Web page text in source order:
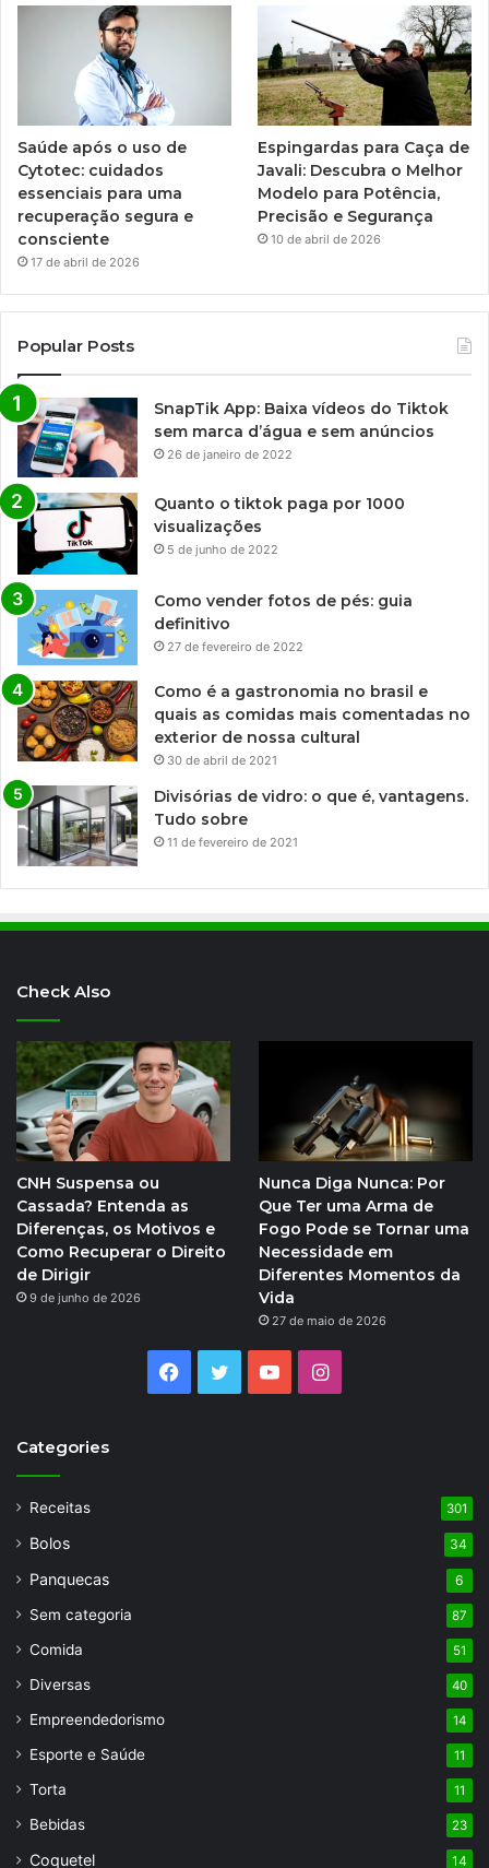
Saúde após o uso de
Cytotec: cuidados
essenciais para uma
recuperação segura e
consciente
17 de abril de 2026
Espingardas para Caça de
Javali: Descubra o Melhor
Modelo para Potência,
Precisão e Segurança
10 de abril de 2026
Popular Posts
SnapTik App: Baixa vídeos do Tiktok
sem marca d’água e sem anúncios
26 de janeiro de 2022
Quanto o tiktok paga por 1000
visualizações
5 de junho de 2022
Como vender fotos de pés: guia
definitivo
27 de fevereiro de 2022
Como é a gastronomia no brasil e
quais as comidas mais comentadas no
exterior de nossa cultural
30 de abril de 2021
Divisórias de vidro: o que é, vantagens.
Tudo sobre
11 de fevereiro de 2021
Check Also
CNH Suspensa ou
Cassada? Entenda as
Diferenças, os Motivos e
Como Recuperar o Direito
de Dirigir
9 de junho de 2026
Nunca Diga Nunca: Por
Que Ter uma Arma de
Fogo Pode se Tornar uma
Necessidade em
Diferentes Momentos da
Vida
27 de maio de 2026
Facebook
TwitterYouTubeInstagram
Categories
Receitas 301
Bolos 34
Panquecas 6
Sem categoria 87
Comida 51
Diversas 40
Empreendedorismo 14
Esporte e Saúde 11
Torta 11
Bebidas 23
Coquetel 14